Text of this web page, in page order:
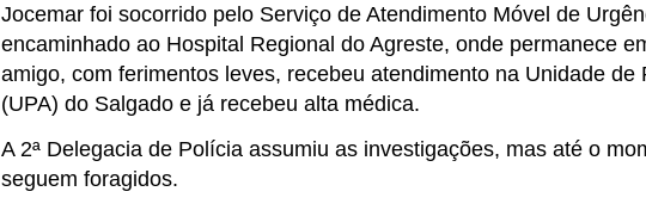
Jocemar foi socorrido pelo Serviço de Atendimento Móvel de
encaminhado ao Hospital Regional do Agreste, onde permanece
amigo, com ferimentos leves, recebeu atendimento na Unidade de
(UPA) do Salgado e já recebeu alta médica.
A 2ª Delegacia de Polícia assumiu as investigações, mas até o
seguem foragidos.